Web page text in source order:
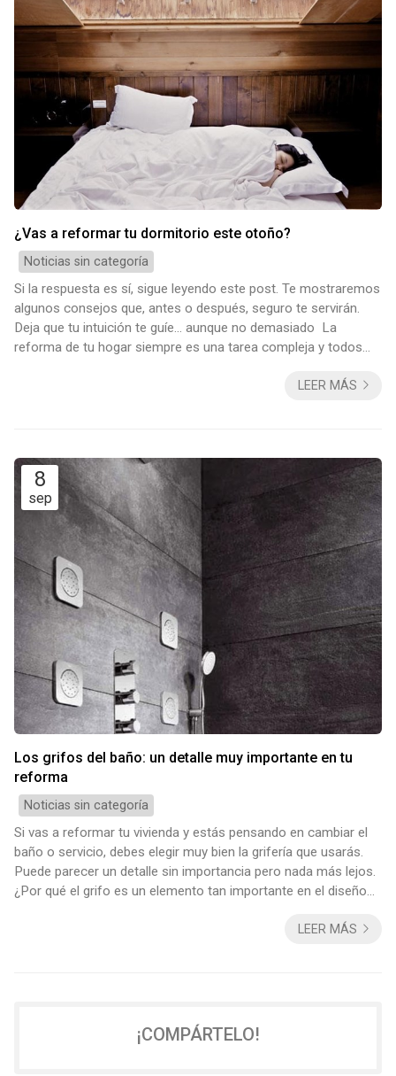
¿Vas a reformar tu dormitorio este otoño?
Noticias sin categoría
Si la respuesta es sí, sigue leyendo este post. Te mostraremos
algunos consejos que, antes o después, seguro te servirán.
Deja que tu intuición te guíe… aunque no demasiado La
reforma de tu hogar siempre es una tarea compleja y todos
profesionales, y esta vez no va a ser diferente. Por supuesto
LEER MÁS
8
sep
Los grifos del baño: un detalle muy importante en tu
reforma
Noticias sin categoría
Si vas a reformar tu vivienda y estás pensando en cambiar el
baño o servicio, debes elegir muy bien la grifería que usarás.
Puede parecer un detalle sin importancia pero nada más lejos.
¿Por qué el grifo es un elemento tan importante en el diseño
la grifería, dentro del conjunto del baño, es un elemento que
LEER MÁS
¡COMPÁRTELO!